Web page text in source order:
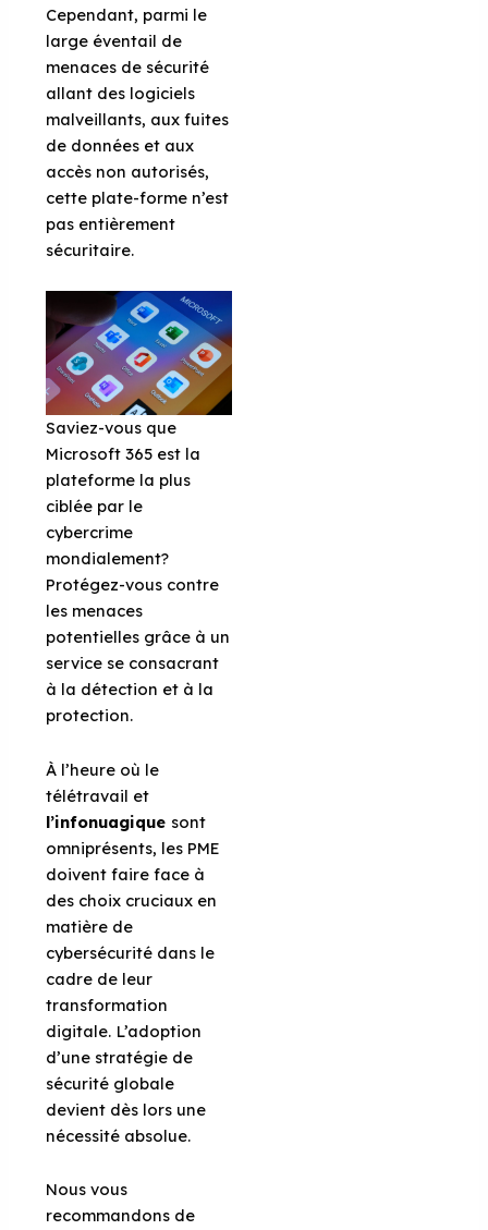
Cependant, parmi le
large éventail de
menaces de sécurité
allant des logiciels
malveillants, aux fuites
de données et aux
accès non autorisés,
cette plate-forme n’est
pas entièrement
sécuritaire.
Saviez-vous que
Microsoft 365 est la
plateforme la plus
ciblée par le
cybercrime
mondialement?
Protégez-vous contre
les menaces
potentielles grâce à un
service se consacrant
à la détection et à la
protection.
À l’heure où le
télétravail et
l’infonuagique sont
omniprésents, les PME
doivent faire face à
des choix cruciaux en
matière de
cybersécurité dans le
cadre de leur
transformation
digitale. L’adoption
d’une stratégie de
sécurité globale
devient dès lors une
nécessité absolue.
Nous vous
recommandons de